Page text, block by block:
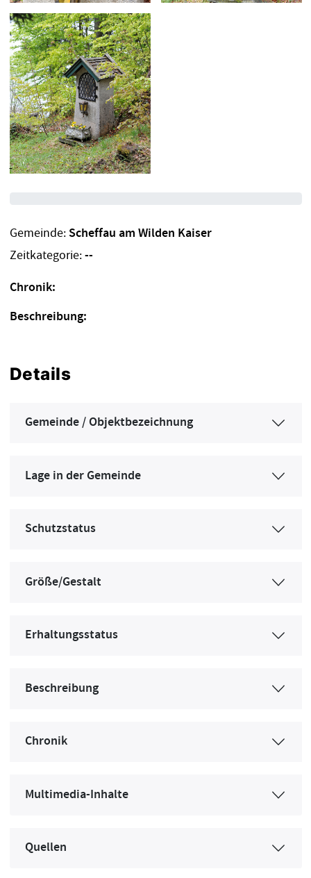
Gemeinde: Scheffau am Wilden Kaiser
Zeitkategorie:--
Chronik:
Beschreibung:
Details
Gemeinde / Objektbezeichnung
Lage in der Gemeinde
Schutzstatus
Größe/Gestalt
Erhaltungsstatus
Beschreibung
Chronik
Multimedia-Inhalte
Quellen